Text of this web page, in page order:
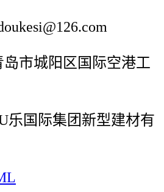
市城阳区国际空港工
乐国际集团新型建材有